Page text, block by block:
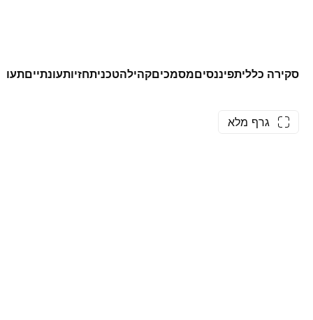
סקירה כלליתפיננסיםמסמכיםקהילהטכניתחזיותעונתיים
גרף מלא